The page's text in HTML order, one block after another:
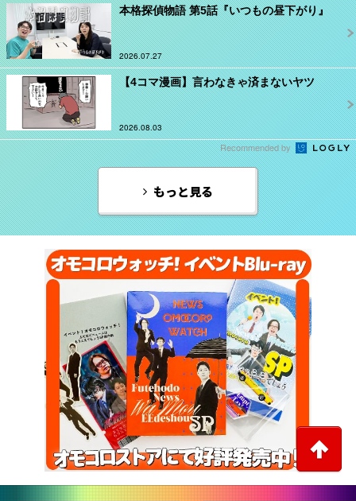
本格探偵物語 第5話『いつもの昼下がり』
2026.07.27
【4コマ漫画】言わなきゃ済まないヤツ
2026.08.03
Recommended by
もっと見る